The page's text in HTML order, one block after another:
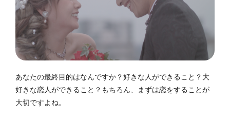
あなたの最終目的はなんですか？好きな人ができること？大
好きな恋人ができること？もちろん、まずは恋をすることが
大切ですよね。